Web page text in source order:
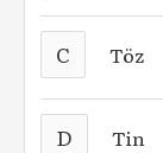
C Töz
D Tin